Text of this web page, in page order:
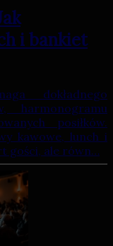
i bankiet
dokładnego
harmonogramu
posiłków.
kawowe, lunch i
gości, ale równ…